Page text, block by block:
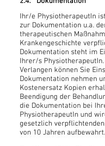
Ihr/e PhysiotherapeutIn
zur Dokumentation u.a.
therapeutischen
Krankengeschichte
Dokumentation steht im
Ihrer/s
Verlangen können Sie
Dokumentation nehmen
Kostenersatz Kopien
Beendigung der
die Dokumentation bei
PhysiotherapeutIn und
gesetzlich
von 10 Jahren aufbewahrt.